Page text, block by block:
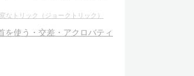
変なトリック（ジョークトリック）
を使う・交差・アクロバティ